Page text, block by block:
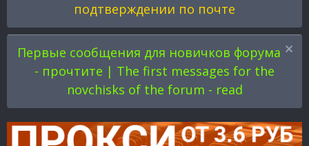
подтверждении по почте
Первые сообщения для новичков форума
- прочтите | The first messages for the
novchisks of the forum - read